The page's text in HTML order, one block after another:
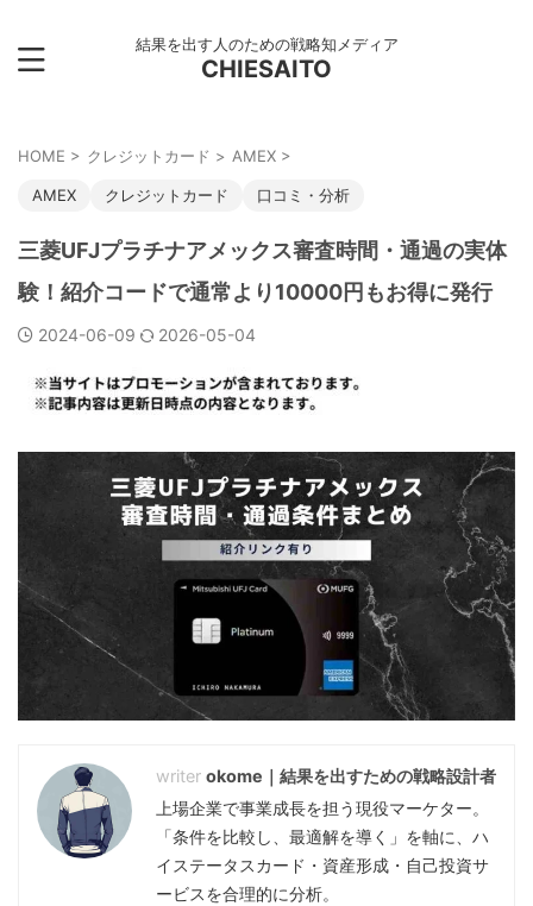
結果を出す人のための戦略知メディア
CHIESAITO
HOME > クレジットカード > AMEX >
AMEX クレジットカード 口コミ・分析
三菱UFJプラチナアメックス審査時間・通過の実体
験！紹介コードで通常より10000円もお得に発行
2024-06-09 2026-05-04
okome｜結果を出すための戦略設計者
上場企業で事業成長を担う現役マーケター。
「条件を比較し、最適解を導く」を軸に、ハ
イステータスカード・資産形成・自己投資サ
ービスを合理的に分析。